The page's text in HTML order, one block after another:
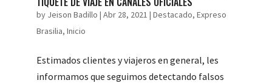
by Jeison Badillo | Abr 28, 2021 | Destacado, Expreso
Brasilia, Inicio
Estimados clientes y viajeros en general, les
informamos que seguimos detectando falsos